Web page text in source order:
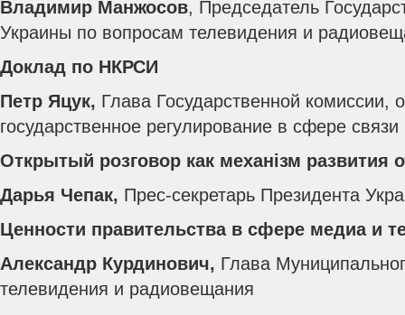
Владимир Манжосов, Председатель
Украины по вопросам телевидения и
Доклад по НКРСИ
Петр Яцук, Глава Государственной комиссии,
государственное регулирование в сфере
Открытый розговор как механізм развития
Дарья Чепак, Прес-секретарь Президента
Ценности правительства в сфере медиа и
Александр Курдинович, Глава
телевидения и радиовещания